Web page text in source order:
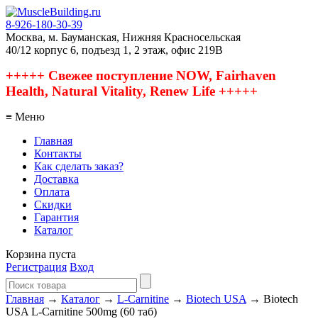
8-926-180-30-39
Москва, м. Бауманская, Нижняя Красносельская
40/12 корпус 6, подъезд 1, 2 этаж, офис 219В
+++++ Свежее поступление NOW, Fairhaven
Health, Natural Vitality, Renew Life +++++
≡ Меню
Главная
Контакты
Как сделать заказ?
Доставка
Оплата
Скидки
Гарантия
Каталог
Корзина пуста
Регистрация Вход
Главная → Каталог → L-Carnitine → Biotech USA → Biotech
USA L-Carnitine 500mg (60 таб)